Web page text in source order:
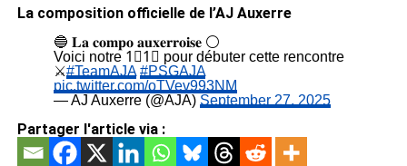
La composition officielle de l’AJ Auxerre
🔵 𝐋𝐚 𝐜𝐨𝐦𝐩𝐨 𝐚𝐮𝐱𝐞𝐫𝐫𝐨𝐢𝐬𝐞 ⚪
Voici notre 1⃣1⃣ pour débuter cette rencontre
⚔️#TeamAJA #PSGAJA
pic.twitter.com/oTVev993NM
— AJ Auxerre (@AJA) September 27, 2025
Partager l'article via :